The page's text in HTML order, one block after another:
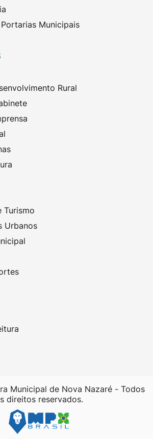
Municipais
Rural
Turismo
Urbanos
Municipal de Nova Nazaré - Todos
direitos reservados.